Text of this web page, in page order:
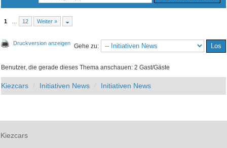
1 12 Weiter »
Druckversion anzeigen Gehe zu:
Benutzer, die gerade dieses Thema anschauen: 2 Gast/Gäste
Kiezcars Initiativen News Initiativen News
Kiezcars